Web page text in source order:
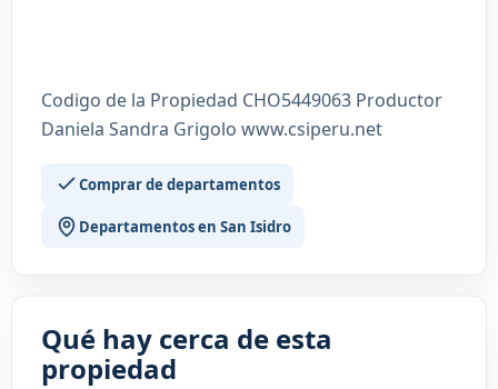
Codigo de la Propiedad CHO5449063 Productor
Daniela Sandra Grigolo www.csiperu.net
Comprar de departamentos
Departamentos en San Isidro
Qué hay cerca de esta
propiedad